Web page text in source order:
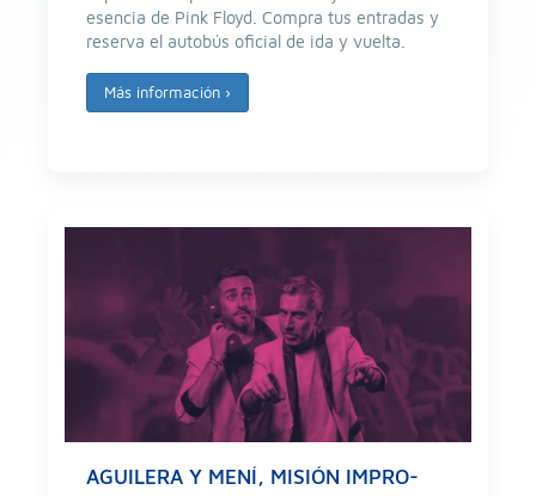
esencia de Pink Floyd. Compra tus entradas y
reserva el autobús oficial de ida y vuelta.
Más información ›
AGUILERA Y MENÍ, MISIÓN IMPRO-